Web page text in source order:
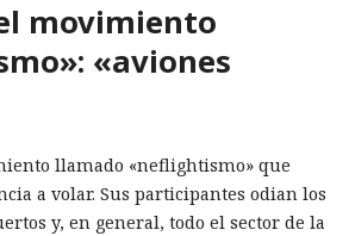
movimiento
«aviones
llamado «neflightismo» que
a volar. Sus participantes odian los
y, en general, todo el sector de la